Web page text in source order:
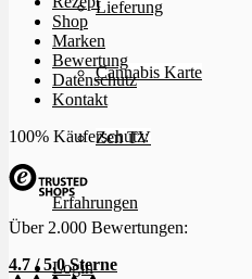
Lieferung
Cannabis Karte
Zen TV
Erfahrungen
Login
Shop
Marken
Bewertung
Datenschutz
Kontakt
100% Käuferschutz:
Über 2.000 Bewertungen:
4.7 / 5.0 Sterne